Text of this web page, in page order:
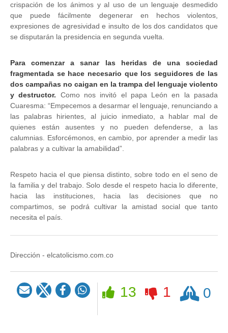
crispación de los ánimos y al uso de un lenguaje desmedido
que puede fácilmente degenerar en hechos violentos,
expresiones de agresividad e insulto de los dos candidatos que
se disputarán la presidencia en segunda vuelta.
Para comenzar a sanar las heridas de una sociedad
fragmentada se hace necesario que los seguidores de las
dos campañas no caigan en la trampa del lenguaje violento
y destructor. Como nos invitó el papa León en la pasada
Cuaresma: “Empecemos a desarmar el lenguaje, renunciando a
las palabras hirientes, al juicio inmediato, a hablar mal de
quienes están ausentes y no pueden defenderse, a las
calumnias. Esforcémonos, en cambio, por aprender a medir las
palabras y a cultivar la amabilidad”.
Respeto hacia el que piensa distinto, sobre todo en el seno de
la familia y del trabajo. Solo desde el respeto hacia lo diferente,
hacia las instituciones, hacia las decisiones que no
compartimos, se podrá cultivar la amistad social que tanto
necesita el país.
Dirección - elcatolicismo.com.co
13 1
Rezar 0